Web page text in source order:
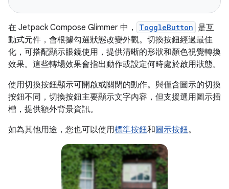
在 Jetpack Compose Glimmer 中， ToggleButton 是互
動式元件，會根據勾選狀態改變外觀。切換按鈕經過最佳
化，可搭配顯示眼鏡使用，提供清晰的形狀和顏色視覺轉換
效果。這些轉場效果會指出動作或設定何時處於啟用狀態。
使用切換按鈕顯示可開啟或關閉的動作。與僅含圖示的切換
按鈕不同，切換按鈕主要顯示文字內容，但支援選用圖示插
槽，提供額外背景資訊。
如為其他用途，您也可以使用標準按鈕和圖示按鈕。